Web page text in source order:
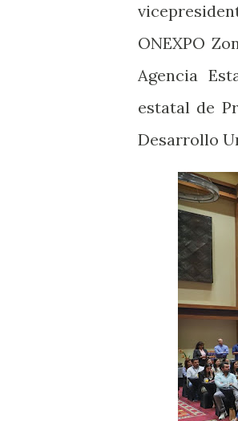
ONEXPO
Agencia
estatal de
Desarrollo